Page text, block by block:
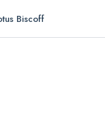
Biscoff